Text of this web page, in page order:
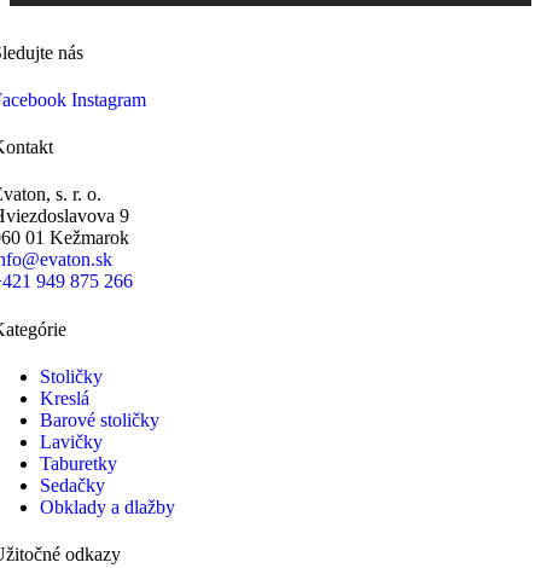
nás
Instagram
s. r. o.
9
01 Kežmarok
949 875 266
Stoličky
Kreslá
Barové stoličky
Lavičky
Taburetky
Sedačky
Obklady a dlažby
odkazy